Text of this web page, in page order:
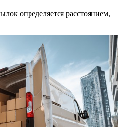
определяется расстоянием,